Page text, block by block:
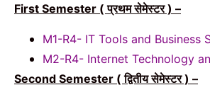
First Semester (प्रथम सेमेस्टर) –
M1-R4- IT Tools and Business
M2-R4- Internet Technology
Second Semester (द्वितीय सेमेस्टर) –